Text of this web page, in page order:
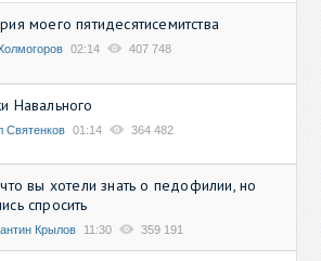
моего пятидесятисемитства
02:14 407 748
Навального
Святенков 01:14 364 482
вы хотели знать о педофилии, но
спросить
Крылов 11:30 359 191